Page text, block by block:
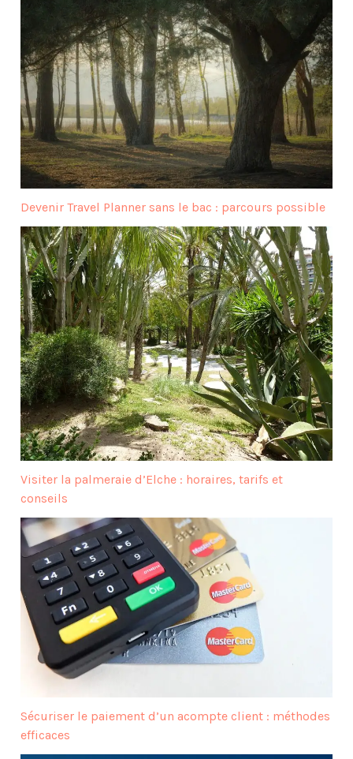
Devenir Travel Planner sans le bac : parcours possible
Visiter la palmeraie d’Elche : horaires, tarifs et
conseils
Sécuriser le paiement d’un acompte client : méthodes
efficaces